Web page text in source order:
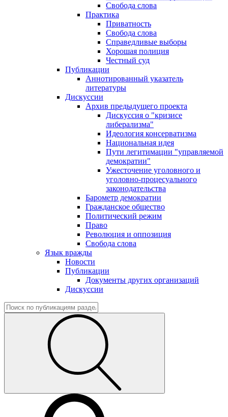
Свобода слова
Практика
Приватность
Свобода слова
Справедливые выборы
Хорошая полиция
Честный суд
Публикации
Аннотированный указатель
литературы
Дискуссии
Архив предыдущего проекта
Дискуссия о "кризисе
либерализма"
Идеология консерватизма
Национальная идея
Пути легитимации "управляемой
демократии"
Ужесточение уголовного и
уголовно-процесуального
законодательства
Барометр демократии
Гражданское общество
Политический режим
Право
Революция и оппозиция
Свобода слова
Язык вражды
Новости
Публикации
Документы других организаций
Дискуссии